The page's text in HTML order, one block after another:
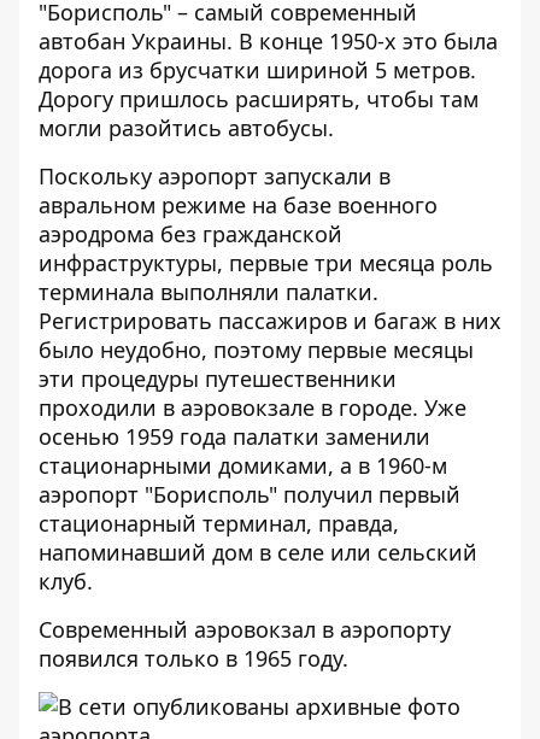
"Борисполь" – самый современный
автобан Украины. В конце 1950-х это была
дорога из брусчатки шириной 5 метров.
Дорогу пришлось расширять, чтобы там
могли разойтись автобусы.
Поскольку аэропорт запускали в
авральном режиме на базе военного
аэродрома без гражданской
инфраструктуры, первые три месяца роль
терминала выполняли палатки.
Регистрировать пассажиров и багаж в них
было неудобно, поэтому первые месяцы
эти процедуры путешественники
проходили в аэровокзале в городе. Уже
осенью 1959 года палатки заменили
стационарными домиками, а в 1960-м
аэропорт "Борисполь" получил первый
стационарный терминал, правда,
напоминавший дом в селе или сельский
клуб.
Современный аэровокзал в аэропорту
появился только в 1965 году.